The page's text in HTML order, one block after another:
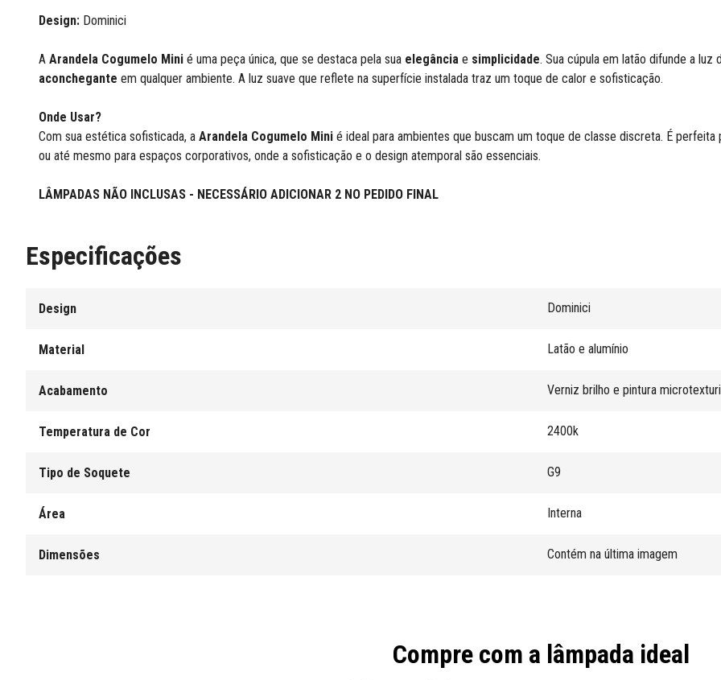
Design: Dominici
A Arandela Cogumelo Mini é uma peça única, que se destaca pela sua elegância e simplicidade. Sua cúpula em latão difunde a
aconchegante em qualquer ambiente. A luz suave que reflete na superfície instalada traz um toque de calor e sofisticação.
Onde Usar?
Com sua estética sofisticada, a Arandela Cogumelo Mini é ideal para ambientes que buscam um toque de classe discreta. É perfeita
ou até mesmo para espaços corporativos, onde a sofisticação e o design atemporal são essenciais.
LÂMPADAS NÃO INCLUSAS - NECESSÁRIO ADICIONAR 2 NO PEDIDO FINAL
Especificações
Design Dominici
Material Latão e alumínio
Acabamento Verniz brilho e pintura
Temperatura de Cor 2400k
Tipo de Soquete G9
Área Interna
Dimensões Contém na última imagem
Compre com a lâmpada ideal